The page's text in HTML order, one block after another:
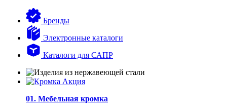
Бренды
Электронные каталоги
Каталоги для САПР
01. Мебельная кромка